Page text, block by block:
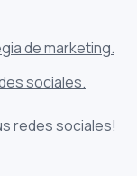
de marketing.
sociales.
redes sociales!